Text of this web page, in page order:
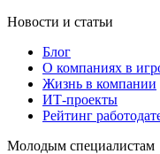
Новости и статьи
Блог
О компаниях в
Жизнь в компании
ИТ-проекты
Рейтинг
Молодым специалистам